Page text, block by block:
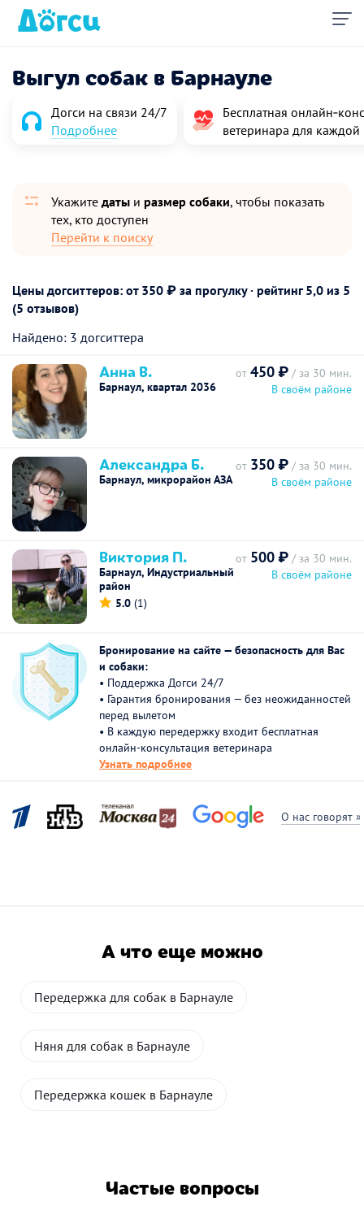
Выгул собак в Барнауле
Догси на связи 24/7
Подробнее
Бесплатная
ветеринара для
Укажите даты и размер собаки, чтобы показать
тех, кто доступен
Перейти к поиску
Цены догситтеров: от 350 ₽ за прогулку · рейтинг 5,0 из 5
(5 отзывов)
Найдено: 3 догситтера
Анна В.
Барнаул, квартал 2036
от 450 ₽ / за 30 мин.
В своём районе
Александра Б.
Барнаул, микрорайон АЗА
от 350 ₽ / за 30 мин.
В своём районе
Виктория П.
Барнаул, Индустриальный
район
5.0 (1)
от 500 ₽ / за 30 мин.
В своём районе
Бронирование на сайте — безопасность для Вас
и собаки:
• Поддержка Догси 24/7
• Гарантия бронирования — без неожиданностей
перед вылетом
• В каждую передержку входит бесплатная
онлайн-консультация ветеринара
Узнать подробнее
О нас говорят »
А что еще можно
Передержка для собак в Барнауле
Няня для собак в Барнауле
Передержка кошек в Барнауле
Частые вопросы